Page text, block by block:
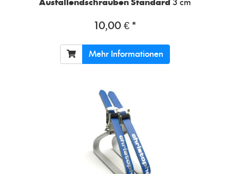
Ausfallendschrauben Standard 3 cm
10,00 € *
Mehr Informationen